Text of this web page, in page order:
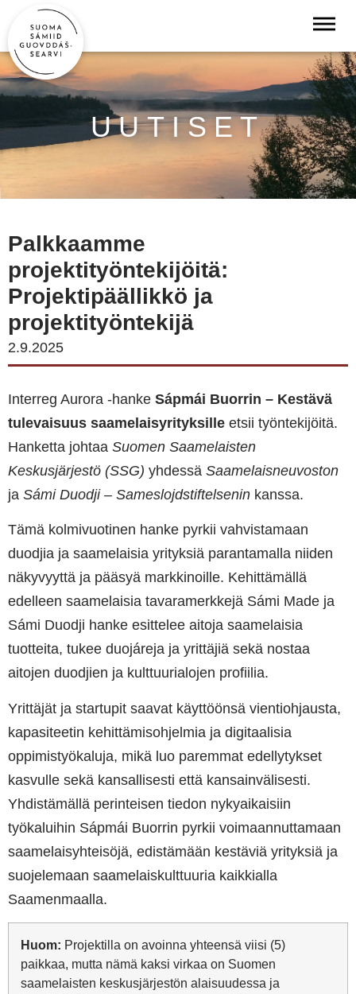
UUTISET
Palkkaamme
projektityöntekijöitä:
Projektipäällikkö ja
projektityöntekijä
2.9.2025
Interreg Aurora -hanke Sápmái Buorrin – Kestävä
tulevaisuus saamelaisyrityksille etsii työntekijöitä.
Hanketta johtaa Suomen Saamelaisten
Keskusjärjestö (SSG) yhdessä Saamelaisneuvoston
ja Sámi Duodji – Sameslojdstiftelsenin kanssa.
Tämä kolmivuotinen hanke pyrkii vahvistamaan
duodjia ja saamelaisia ​​yrityksiä parantamalla niiden
näkyvyyttä ja pääsyä markkinoille. Kehittämällä
edelleen saamelaisia ​​tavaramerkkejä Sámi Made ja
Sámi Duodji hanke esittelee aitoja saamelaisia ​​
tuotteita, tukee duojáreja ja yrittäjiä sekä nostaa
aitojen duodjien ja kulttuurialojen profiilia.
Yrittäjät ja startupit saavat käyttöönsä vientiohjausta,
kapasiteetin kehittämisohjelmia ja digitaalisia
oppimistyökaluja, mikä luo paremmat edellytykset
kasvulle sekä kansallisesti että kansainvälisesti.
Yhdistämällä perinteisen tiedon nykyaikaisiin
työkaluihin Sápmái Buorrin pyrkii voimaannuttamaan
saamelaisyhteisöjä, edistämään kestäviä yrityksiä ja
suojelemaan saamelaiskulttuuria kaikkialla
Saamenmaalla.
Huom: Projektilla on avoinna yhteensä viisi (5)
paikkaa, mutta nämä kaksi virkaa on Suomen
saamelaisten keskusjärjestön alaisuudessa ja